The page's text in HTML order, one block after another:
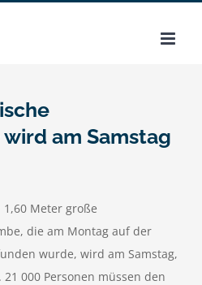
am Samstag
Meter große
die am Montag auf der
wurde, wird am Samstag,
000 Personen müssen den